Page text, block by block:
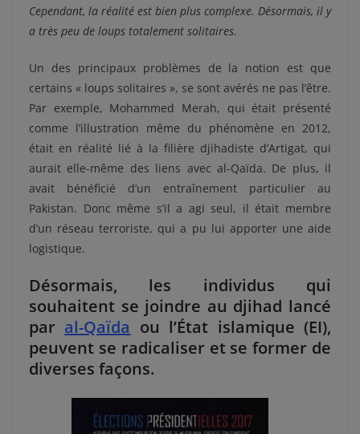
Cependant, la réalité est bien plus complexe. Désormais, il y
a très peu de loups totalement solitaires.
Un des principaux problèmes de la notion est que
certains « loups solitaires », se sont avérés ne pas l’être.
Par exemple, Mohammed Merah, qui était présenté
comme l’illustration même du phénomène en 2012,
était en réalité lié à la filière djihadiste d’Artigat, qui
aurait elle-même des liens avec al-Qaïda. De plus, il
avait bénéficié d’un entraînement particulier au
Pakistan. Donc même s’il a agi seul, il était membre
d’un réseau terroriste, qui a pu lui apporter une aide
logistique.
Désormais, les individus qui
souhaitent se joindre au djihad lancé
par al-Qaïda ou l’État islamique (EI),
peuvent se radicaliser et se former de
diverses façons.